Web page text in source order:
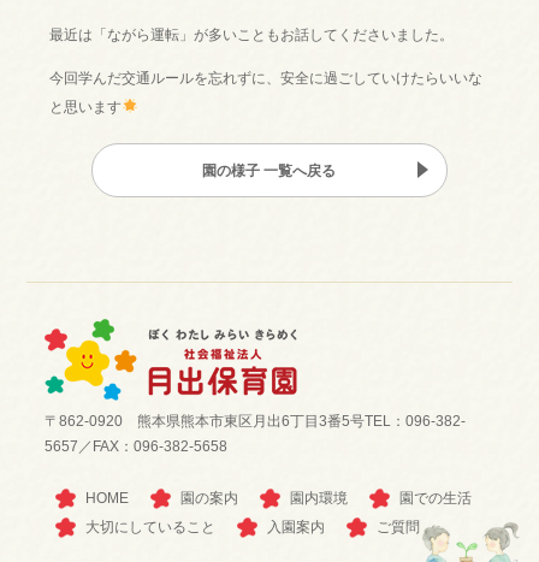
最近は「ながら運転」が多いこともお話してくださいました。
今回学んだ交通ルールを忘れずに、安全に過ごしていけたらいいな
と思います
園の様子 一覧へ戻る
〒862-0920 熊本県熊本市東区月出6丁目3番5号TEL：096-382-
5657／FAX：096-382-5658
HOME 園の案内 園内環境
園での生活
大切にしていること
入園案内 ご質問